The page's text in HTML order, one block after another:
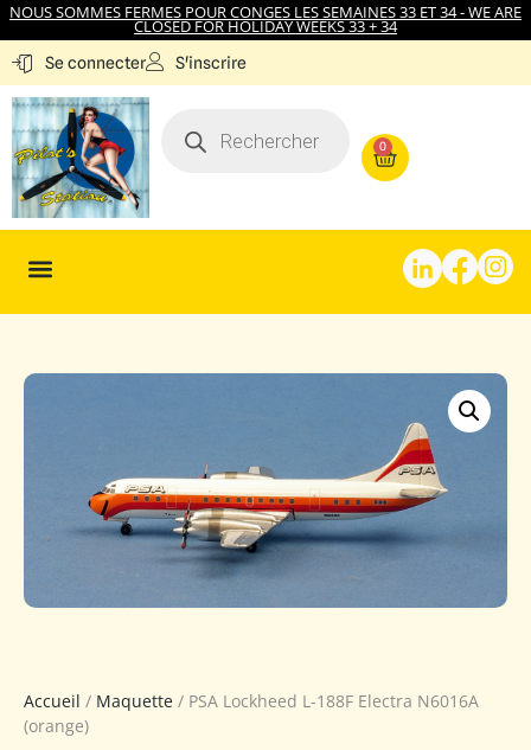
NOUS SOMMES FERMES POUR CONGES LES SEMAINES 33 ET 34 - WE ARE
CLOSED FOR HOLIDAY WEEKS 33 + 34
Se connecter S'inscrire
0
Accueil / Maquette / PSA Lockheed L-188F Electra N6016A
(orange)